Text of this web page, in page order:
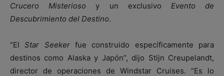
Crucero Misterioso y un exclusivo Evento de
Descubrimiento del Destino.
“ElStar Seekerfue construido específicamente para
destinos como Alaska y Japón”, dijo Stijn Creupelandt,
director de operaciones de Windstar Cruises. “Es lo